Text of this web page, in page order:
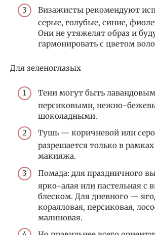
Визажисты рекомендуют
серые, голубые, синие,
Они не утяжелят образ и
гармонировать с цветом
Для зеленоглазых
Тени могут быть
персиковыми, нежно-
шоколадными.
Тушь — коричневой или
разрешается только в
макияжа.
Помада: для праздничного
ярко-алая или пастельная с
блеском. Для дневного —
коралловая, персиковая,
малиновая.